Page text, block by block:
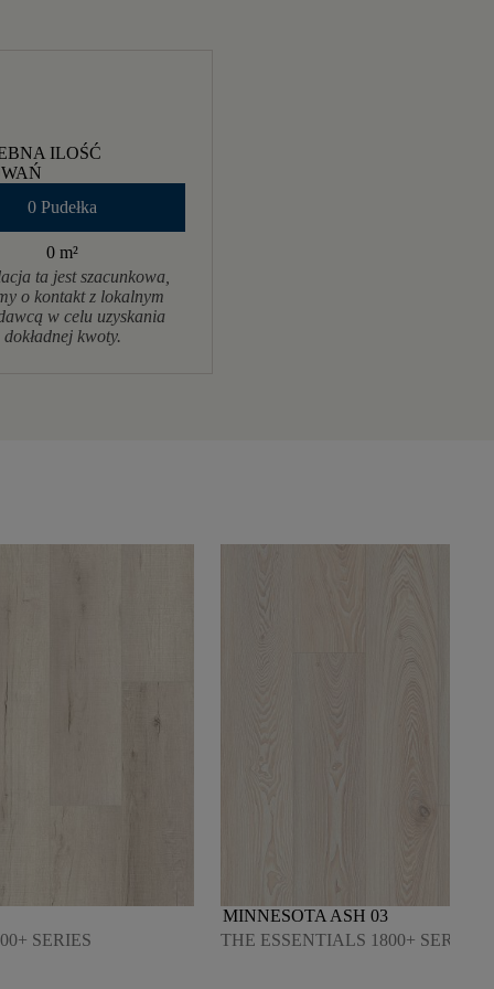
ILOŚĆ
0 Pudełka
0 m²
ta jest szacunkowa,
o kontakt z lokalnym
w celu uzyskania
dokładnej kwoty.
SERIES
MINNESOTA ASH 03
THE ESSENTIALS 1800+ SERIES